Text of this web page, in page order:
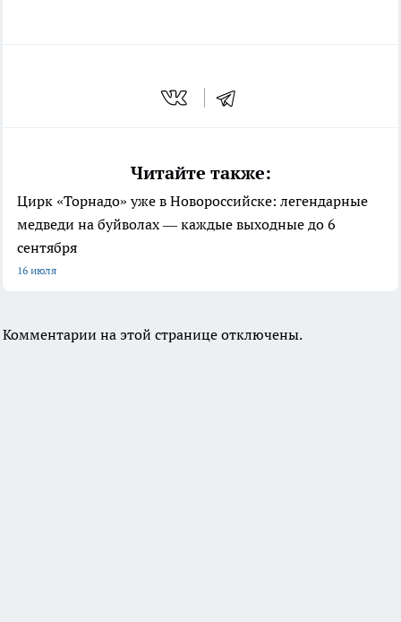
Читайте также:
Цирк «Торнадо» уже в Новороссийске: легендарные
медведи на буйволах — каждые выходные до 6
сентября
16 июля
Комментарии на этой странице отключены.